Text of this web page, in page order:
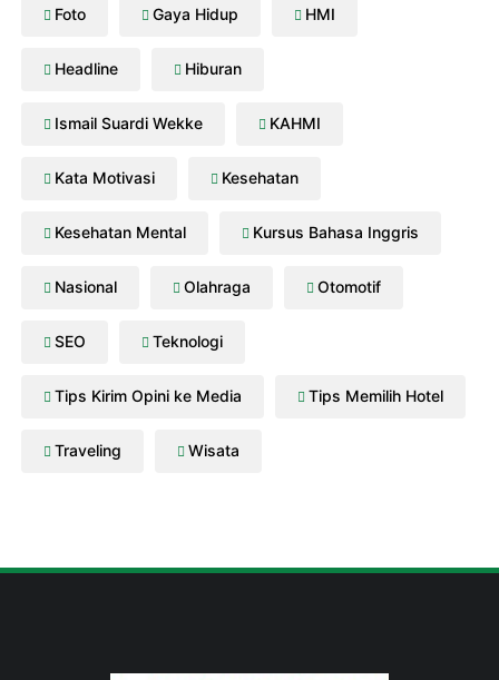
Foto Gaya Hidup HMI
Headline Hiburan
Ismail Suardi Wekke KAHMI
Kata Motivasi Kesehatan
Kesehatan Mental Kursus Bahasa Inggris
Nasional Olahraga Otomotif
SEO Teknologi
Tips Kirim Opini ke Media Tips Memilih Hotel
Traveling Wisata